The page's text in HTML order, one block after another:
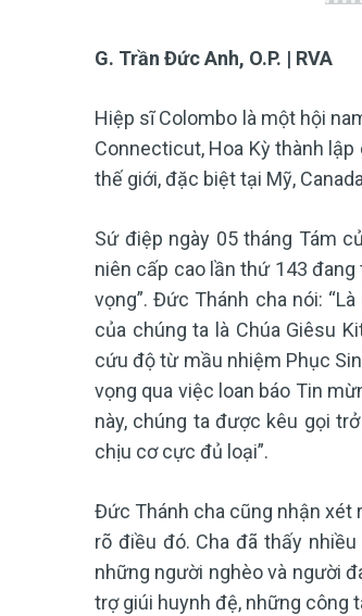
G. Trần Đức Anh, O.P. | RVA
Hiệp sĩ Colombo là một hội
Connecticut, Hoa Kỳ thành
thế giới, đặc biệt tại Mỹ,
Sứ điệp ngày 05 tháng Tám
niên cấp cao lần thứ 143
vọng”. Đức Thánh cha nói:
của chúng ta là Chúa Giêsu
cứu độ từ mầu nhiệm Phục
vọng qua việc loan báo Tin
này, chúng ta được kêu gọi
chịu cơ cực đủ loại”.
Đức Thánh cha cũng nhận xét
rõ điều đó. Cha đã thấy
những người nghèo và người
trợ giúi huynh đệ, những công